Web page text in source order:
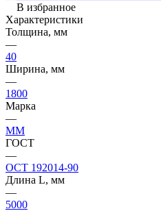
В избранное
Характеристики
Толщина, мм
—
40
Ширина, мм
—
1800
Марка
—
ММ
ГОСТ
—
ОСТ 192014-90
Длина L, мм
—
5000